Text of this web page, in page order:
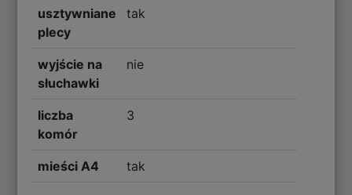
usztywniane
plecy
tak
wyjście na
słuchawki
nie
liczba
komór
3
mieści A4 tak